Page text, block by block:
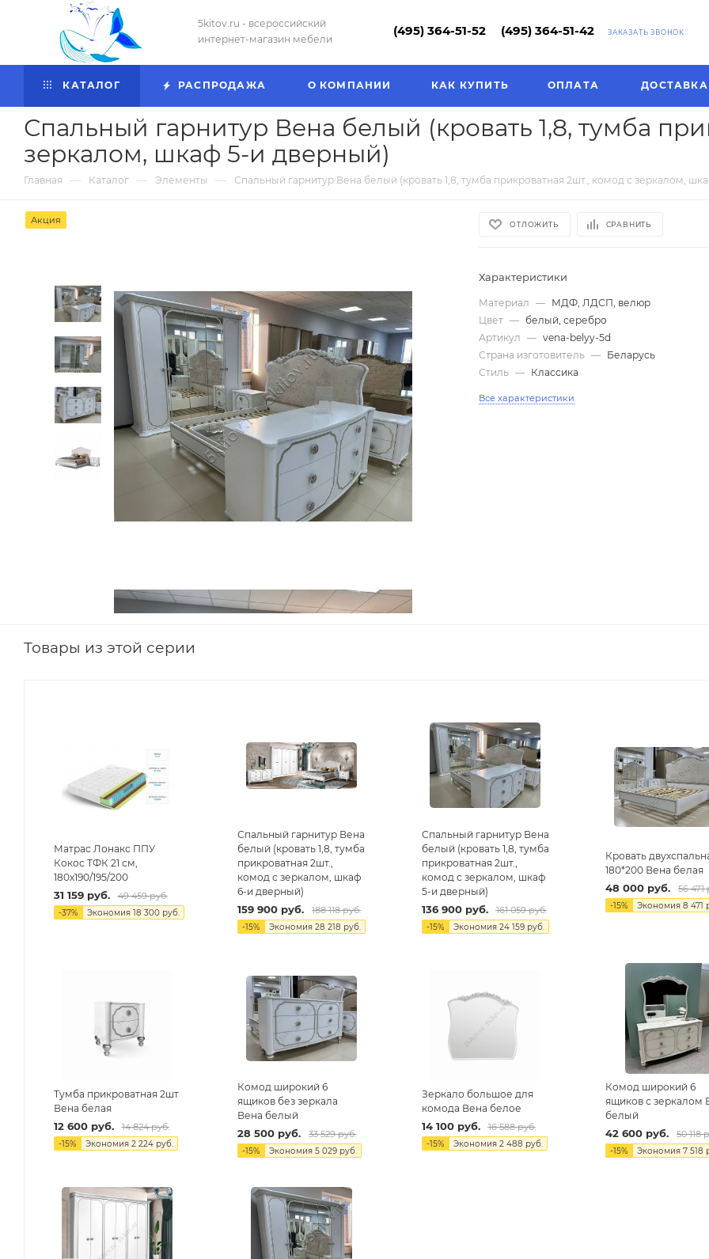
5kitov.ru - всероссийский
интернет-магазин мебели
(495) 364-51-52 (495) 364-51-42 ЗАКАЗАТЬ ЗВОНОК
КАТАЛОГ РАСПРОДАЖА О КОМПАНИИ КАК КУПИТЬ ОПЛАТА
Спальный гарнитур Вена белый (кровать 1,8, тумба
зеркалом, шкаф 5-и дверный)
Главная — Каталог — Элементы — Спальный гарнитур Вена белый (кровать 1,8, тумба прикроватная 2шт., комод с зеркалом,
Акция ОТЛОЖИТЬ СРАВНИТЬ
Характеристики
Материал — МДФ, ЛДСП, велюр
Цвет — белый, серебро
Артикул
— vena-belyy-5d
Страна изготовитель — Беларусь
Стиль — Классика
Все характеристики
Товары из этой серии
Матрас Лонакс ППУ
Кокос ТФК 21 см,
180х190/195/200
31 159руб. 49 459руб.
-37% Экономия 18 300руб.
Спальный гарнитур Вена
белый (кровать 1,8, тумба
прикроватная 2шт.,
комод с зеркалом, шкаф
6-и дверный)
159 900 руб. 188 118руб.
-15% Экономия28 218 руб.
Спальный гарнитур Вена
белый (кровать 1,8, тумба
прикроватная 2шт.,
комод с зеркалом, шкаф
5-и дверный)
136 900руб. 161 059руб.
-15% Экономия 24 159руб.
Кровать
180*200 Вена белая
48 000руб. 56 471
-15% Экономия 8 471
Тумба прикроватная 2шт
Вена белая
12 600руб. 14 824руб.
-15% Экономия 2 224руб.
Комод широкий 6
ящиков без зеркала
Вена белый
28 500 руб. 33 529руб.
-15% Экономия5 029 руб.
Зеркало большое для
комода Вена белое
14 100руб. 16 588руб.
-15% Экономия 2 488 руб.
Комод широкий 6
ящиков с зеркалом
белый
42 600руб. 50 118
-15% Экономия 7 518